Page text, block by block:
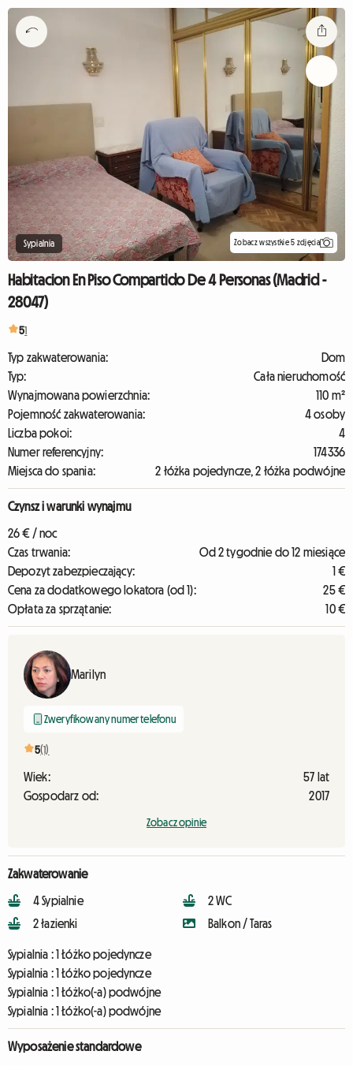
Sypialnia Zobacz wszystkie 5 zdjęcia
Habitacion En Piso Compartido De 4 Personas (Madrid -
28047)
51
Typ zakwaterowania:
Dom
Typ:
Cała nieruchomość
Wynajmowana powierzchnia:
110 m²
Pojemność zakwaterowania:
4 osoby
Liczba pokoi:
4
Numer referencyjny:
174336
Miejsca do spania:
2 łóżka pojedyncze, 2 łóżka podwójne
Czynsz i warunki wynajmu
26 € / noc
Czas trwania:
Od 2 tygodnie do 12 miesiące
Depozyt zabezpieczający:
1 €
Cena za dodatkowego lokatora (od 1):
25 €
Opłata za sprzątanie:
10 €
Marilyn
Zweryfikowany numer telefonu
5(1)
Wiek:
57 lat
Gospodarz od:
2017
Zobacz opinie
Zakwaterowanie
4 Sypialnie
2 łazienki
2 WC
Balkon / Taras
Sypialnia :1 Łóżko pojedyncze
Sypialnia :1 Łóżko pojedyncze
Sypialnia :1 Łóżko(-a) podwójne
Sypialnia :1 Łóżko(-a) podwójne
Wyposażenie standardowe